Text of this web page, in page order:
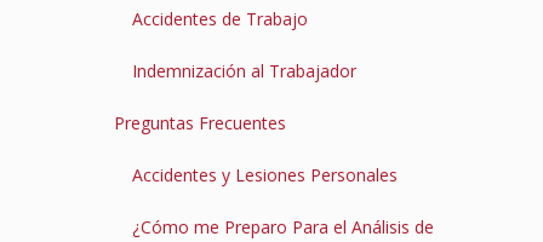
Accidentes de Trabajo
Indemnización al Trabajador
Preguntas Frecuentes
Accidentes y Lesiones Personales
¿Cómo me Preparo Para el Análisis de